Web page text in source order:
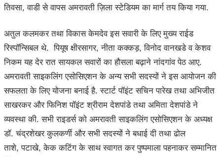
तिवसा, वाडी से वापस अमरावती ज़िला स्टेडियम का मार्ग तय किया गया.
अतुल कलमकर तथा विकास केमदेव इस सवारी के लिए मुख्य राईड
रिस्पॉन्सिबल थे. पियूष क्षीरसागर, नीता कक्कड़, विनोद वानखडे व केशव
निकम यह देर रात सायकल सवारों का हौसला बढ़ाने नांदगांव पेठ आए.
अमरावती साइकलिंग एसोसिएशन के अन्य सभी सदस्यों ने इस आयोजन की
सफलता के लिए योजना बनाई है. स्टार्ट पॉइंट सचिन पारेख तथा अभिजीत
साखरकर और फिनिश पॉइंट श्रीराम देशपांडे तथा अमिता देशपांडे ने
व्यवस्था की. सभी राइडर्स को अमरावती साइकलिंग एसोसिएशन के अध्यक्ष
डॉ. चंद्रशेखर कुलकर्णी और सभी सदस्यों ने बधाई दी तथा ढोल
ताशे, पटाखे, केक कटिंग के साथ स्वागत कर पुष्पमाला पहनाकर सम्मानित